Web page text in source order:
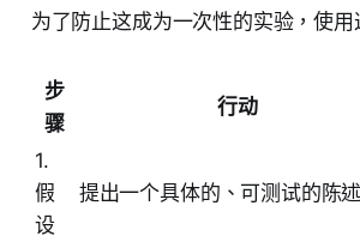
为了防止这成为一次性的实验，使用
步
骤
行动
1.
假
设
提出一个具体的、可测试的陈述